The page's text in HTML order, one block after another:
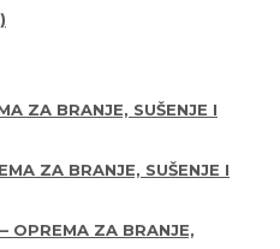
ZA BRANJE, SUŠENJE I
ZA BRANJE, SUŠENJE I
OPREMA ZA BRANJE,